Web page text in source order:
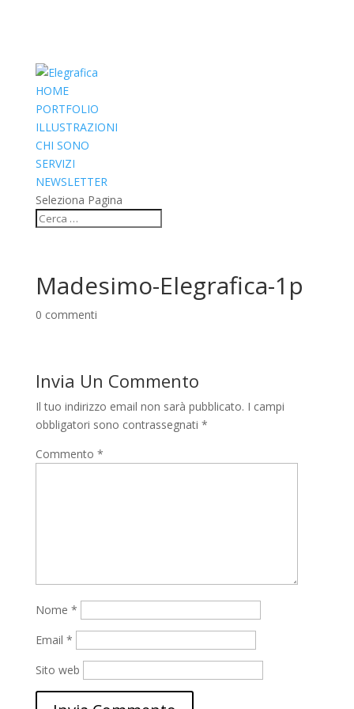
HOME
PORTFOLIO
ILLUSTRAZIONI
CHI SONO
SERVIZI
NEWSLETTER
Seleziona Pagina
Madesimo-Elegrafica-1p
0 commenti
Invia Un Commento
Il tuo indirizzo email non sarà pubblicato. I campi
obbligatori sono contrassegnati *
Commento *
Nome *
Email *
Sito web